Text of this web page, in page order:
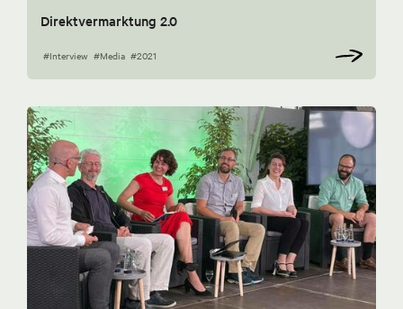
Direktvermarktung 2.0
#Interview #Media #2021